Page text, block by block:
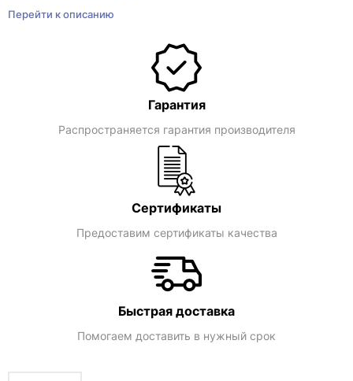
Перейти к описанию
Гарантия
Распространяется гарантия производителя
Сертификаты
Предоставим сертификаты качества
Быстрая доставка
Помогаем доставить в нужный срок